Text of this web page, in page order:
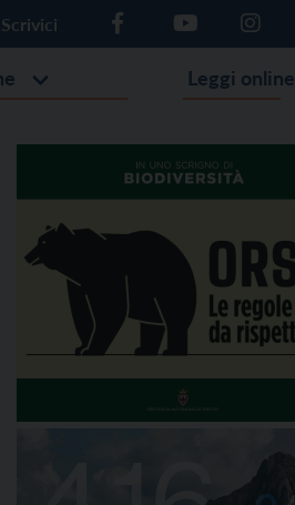
Scrivici
Leggi online